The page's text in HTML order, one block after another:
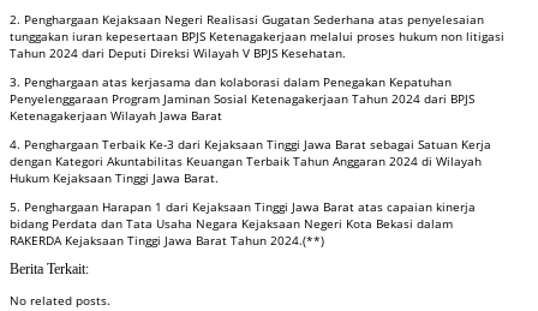
2. Penghargaan Kejaksaan Negeri Realisasi Gugatan Sederhana atas penyelesaian
tunggakan iuran kepesertaan BPJS Ketenagakerjaan melalui proses hukum non litigasi
Tahun 2024 dari Deputi Direksi Wilayah V BPJS Kesehatan.
3. Penghargaan atas kerjasama dan kolaborasi dalam Penegakan Kepatuhan
Penyelenggaraan Program Jaminan Sosial Ketenagakerjaan Tahun 2024 dari BPJS
Ketenagakerjaan Wilayah Jawa Barat
4. Penghargaan Terbaik Ke-3 dari Kejaksaan Tinggi Jawa Barat sebagai Satuan Kerja
dengan Kategori Akuntabilitas Keuangan Terbaik Tahun Anggaran 2024 di Wilayah
Hukum Kejaksaan Tinggi Jawa Barat.
5. Penghargaan Harapan 1 dari Kejaksaan Tinggi Jawa Barat atas capaian kinerja
bidang Perdata dan Tata Usaha Negara Kejaksaan Negeri Kota Bekasi dalam
RAKERDA Kejaksaan Tinggi Jawa Barat Tahun 2024.(**)
Berita Terkait:
No related posts.